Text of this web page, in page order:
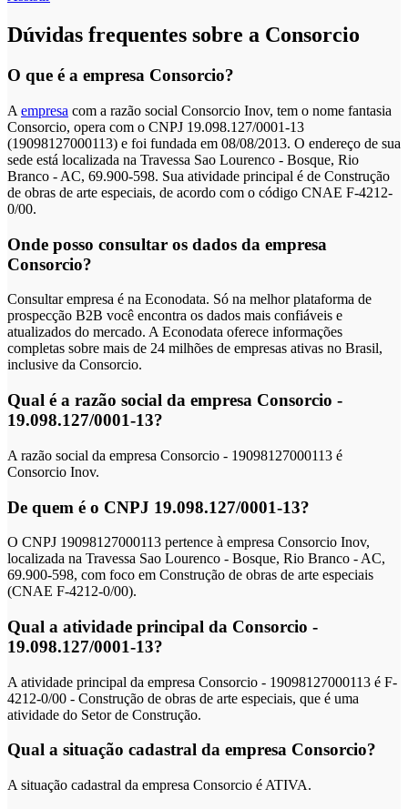
Dúvidas frequentes sobre a Consorcio
O que é a empresa Consorcio?
A empresa com a razão social Consorcio Inov, tem o nome fantasia
Consorcio, opera com o CNPJ 19.098.127/0001-13
(19098127000113) e foi fundada em 08/08/2013. O endereço de sua
sede está localizada na Travessa Sao Lourenco - Bosque, Rio
Branco - AC, 69.900-598. Sua atividade principal é de Construção
de obras de arte especiais, de acordo com o código CNAE F-4212-
0/00.
Onde posso consultar os dados da empresa
Consorcio?
Consultar empresa é na Econodata. Só na melhor plataforma de
prospecção B2B você encontra os dados mais confiáveis e
atualizados do mercado. A Econodata oferece informações
completas sobre mais de 24 milhões de empresas ativas no Brasil,
inclusive da Consorcio.
Qual é a razão social da empresa Consorcio -
19.098.127/0001-13?
A razão social da empresa Consorcio - 19098127000113 é
Consorcio Inov.
De quem é o CNPJ 19.098.127/0001-13?
O CNPJ 19098127000113 pertence à empresa Consorcio Inov,
localizada na Travessa Sao Lourenco - Bosque, Rio Branco - AC,
69.900-598, com foco em Construção de obras de arte especiais
(CNAE F-4212-0/00).
Qual a atividade principal da Consorcio -
19.098.127/0001-13?
A atividade principal da empresa Consorcio - 19098127000113 é F-
4212-0/00 - Construção de obras de arte especiais, que é uma
atividade do Setor de Construção.
Qual a situação cadastral da empresa Consorcio?
A situação cadastral da empresa Consorcio é ATIVA.